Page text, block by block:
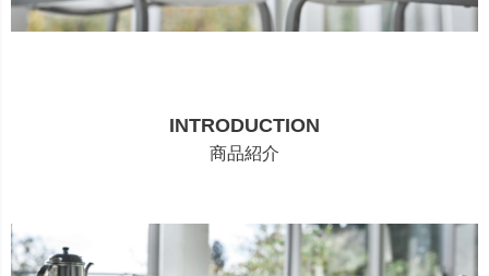
INTRODUCTION
商品紹介